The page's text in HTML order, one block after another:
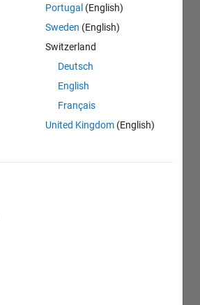
Portugal (English)
Sweden (English)
Switzerland
Deutsch
English
Français
United Kingdom (English)